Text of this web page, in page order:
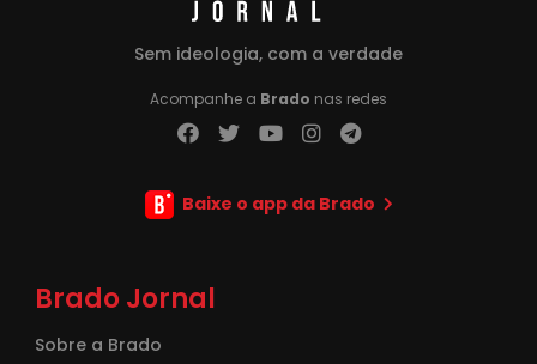
Sem ideologia, com a verdade
Acompanhe a Brado nas redes
Baixe o app da Brado
Brado Jornal
Sobre a Brado